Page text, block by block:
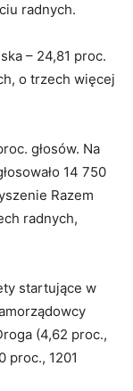
radnych.
– 24,81 proc.
o trzech więcej
głosów. Na
14 750
Razem
radnych,
startujące w
(4,62 proc.,
proc., 1201